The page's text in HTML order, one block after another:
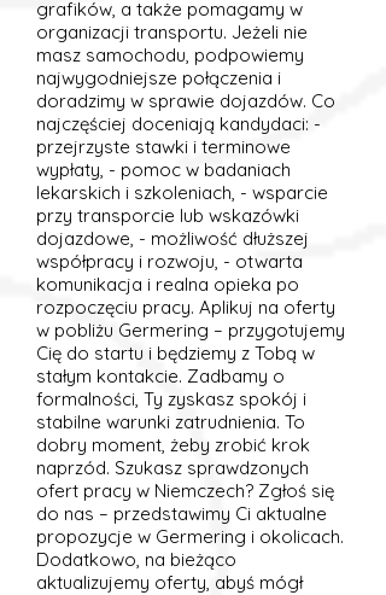
grafików, a także pomagamy w
organizacji transportu. Jeżeli nie
masz samochodu, podpowiemy
najwygodniejsze połączenia i
doradzimy w sprawie dojazdów. Co
najczęściej doceniają kandydaci: -
przejrzyste stawki i terminowe
wypłaty, - pomoc w badaniach
lekarskich i szkoleniach, - wsparcie
przy transporcie lub wskazówki
dojazdowe, - możliwość dłuższej
współpracy i rozwoju, - otwarta
komunikacja i realna opieka po
rozpoczęciu pracy. Aplikuj na oferty
w pobliżu Germering – przygotujemy
Cię do startu i będziemy z Tobą w
stałym kontakcie. Zadbamy o
formalności, Ty zyskasz spokój i
stabilne warunki zatrudnienia. To
dobry moment, żeby zrobić krok
naprzód. Szukasz sprawdzonych
ofert pracy w Niemczech? Zgłoś się
do nas – przedstawimy Ci aktualne
propozycje w Germering i okolicach.
Dodatkowo, na bieżąco
aktualizujemy oferty, abyś mógł